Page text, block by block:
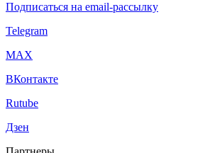
Подписаться на email-рассылку
Telegram
МАХ
ВКонтакте
Rutube
Дзен